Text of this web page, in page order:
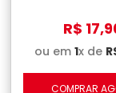
R$ 17,
ou em 1x de
COMPRAR